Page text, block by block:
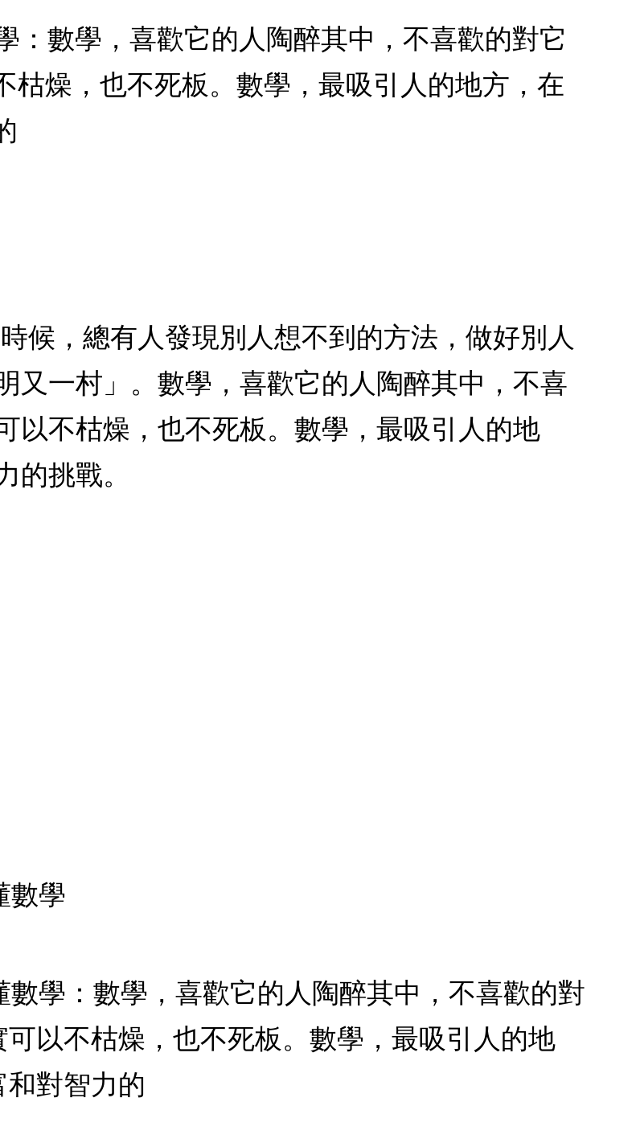
：數學，喜歡它的人陶醉其中，不喜歡的對它
枯燥，也不死板。數學，最吸引人的地方，在
候，總有人發現別人想不到的方法，做好別人
又一村」。數學，喜歡它的人陶醉其中，不喜
以不枯燥，也不死板。數學，最吸引人的地
的挑戰。
數學
數學：數學，喜歡它的人陶醉其中，不喜歡的對
以不枯燥，也不死板。數學，最吸引人的地
對智力的